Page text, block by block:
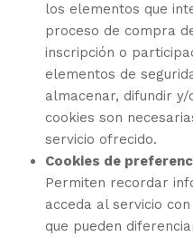
los elementos que
proceso de compra
inscripción o
elementos de
almacenar, difundir
cookies son
servicio ofrecido.
Cookies de
Permiten recordar
acceda al servicio
que pueden